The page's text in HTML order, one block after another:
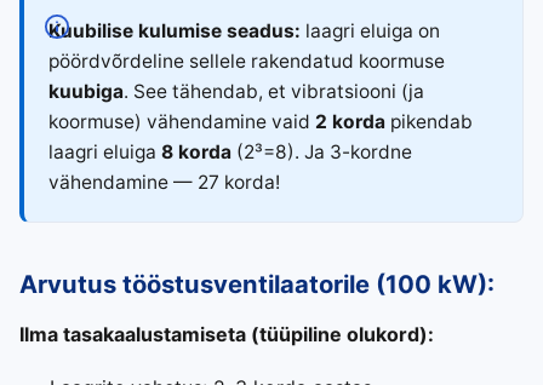
Kuubilise kulumise seadus: laagri eluiga on
pöördvõrdeline sellele rakendatud koormuse
kuubiga. See tähendab, et vibratsiooni (ja
koormuse) vähendamine vaid 2 korda pikendab
laagri eluiga 8 korda (2³=8). Ja 3-kordne
vähendamine — 27 korda!
Arvutus tööstusventilaatorile (100 kW):
Ilma tasakaalustamiseta (tüüpiline olukord):